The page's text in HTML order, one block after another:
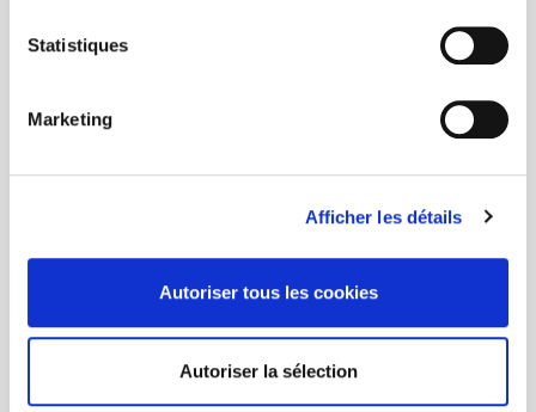
Statistiques
Marketing
Afficher les détails
Autoriser tous les cookies
Autoriser la sélection
En 2026, année des
volontaires, le Groupe P&V et
la Fondation P&V élargissent